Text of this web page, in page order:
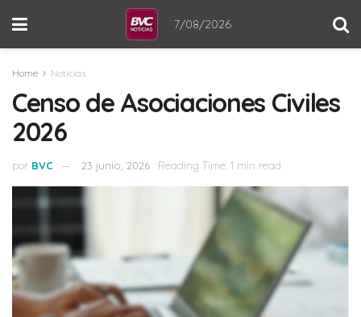
7/08/2026
Home Noticias
Censo de Asociaciones Civiles
2026
por BVC 23 junio, 2026 Reading Time: 1 min read